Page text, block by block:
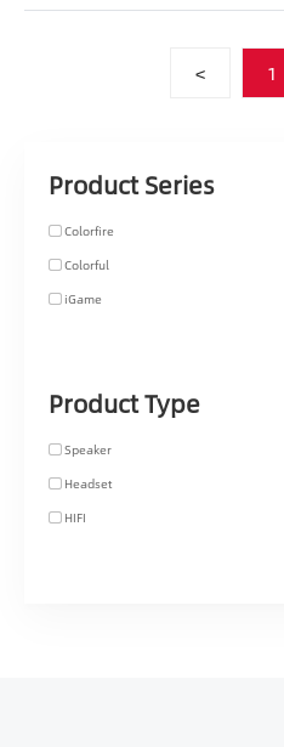
< 1
Product Series
Colorfire
Colorful
iGame
Product Type
Speaker
Headset
HIFI